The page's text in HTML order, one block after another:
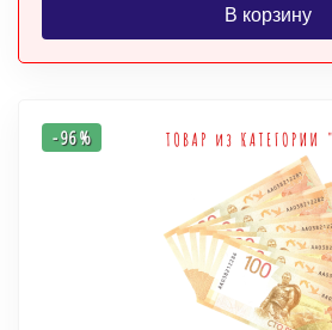
В корзину
- 96 %